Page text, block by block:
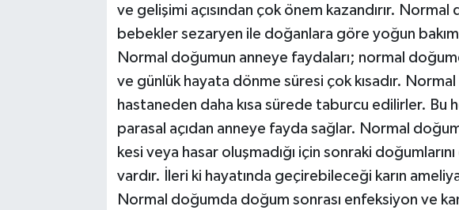
ve gelişimi açısından çok önem kazandırır.
bebekler sezaryen ile doğanlara göre yoğun
Normal doğumun anneye faydaları; normal
ve günlük hayata dönme süresi çok kısadır.
hastaneden daha kısa sürede taburcu edilirler. Bu
parasal açıdan anneye fayda sağlar. Normal
kesi veya hasar oluşmadığı için sonraki
vardır. İleri ki hayatında geçirebileceği karın
Normal doğumda doğum sonrası enfeksiyon ve